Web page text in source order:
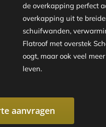
de overkapping perfect
overkapping uit te
schuifwanden,
Flatroof met overstek
oogt, maar ook veel
leven.
aanvragen